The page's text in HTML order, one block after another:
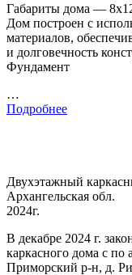
Габариты дома —
Дом построен с
материалов,
и долговечность
Фундамент
…
Подробнее
Двухэтажный
Архангельская обл.
2024г.
В декабре 2024 г.
каркасного дома с по
Приморский р-н, д.